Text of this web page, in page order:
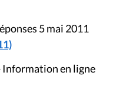
5 mai 2011
Information en ligne